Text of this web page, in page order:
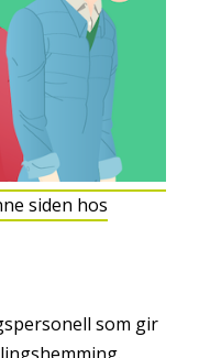
siden hos
som gir